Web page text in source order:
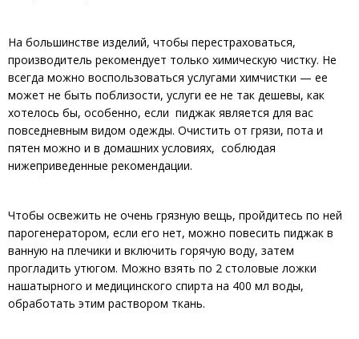
На большинстве изделий, чтобы перестраховаться,
производитель рекомендует только химическую чистку. Не
всегда можно воспользоваться услугами химчистки — ее
может не быть поблизости, услуги ее не так дешевы, как
хотелось бы, особенно, если пиджак является для вас
повседневным видом одежды. Очистить от грязи, пота и
пятен можно и в домашних условиях, соблюдая
нижеприведенные рекомендации.
Чтобы освежить не очень грязную вещь, пройдитесь по ней
парогенератором, если его нет, можно повесить пиджак в
ванную на плечики и включить горячую воду, затем
прогладить утюгом. Можно взять по 2 столовые ложки
нашатырного и медицинского спирта на 400 мл воды,
обработать этим раствором ткань.